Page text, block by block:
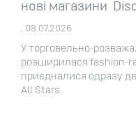
нові магазини
. 08.07.2026
У торговельно-
розширилася fashion-
приєдналися одразу
All Stars.